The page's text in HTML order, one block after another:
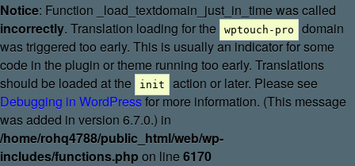
Notice: Function _load_textdomain_just_in_time was called
incorrectly. Translation loading for the wptouch-pro
domain
was triggered too early. This is usually an indicator for some
code in the plugin or theme running too early. Translations
should be loaded at the
init
action or later. Please see
Debugging in WordPressfor more information. (This message
was added in version 6.7.0.) in
/home/rohq4788/public_html/web/wp-
includes/functions.php on line 6170